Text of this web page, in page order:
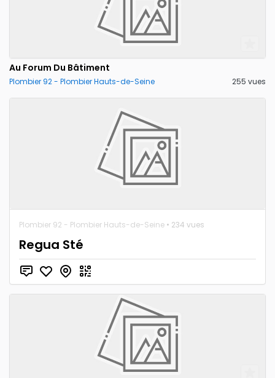
Au Forum Du Bâtiment
Plombier 92 - Plombier Hauts-de-Seine 255 vues
Plombier 92 - Plombier Hauts-de-Seine • 234 vues
Regua Sté